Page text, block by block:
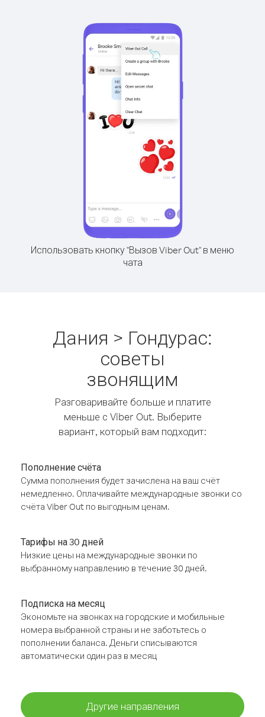
Использовать кнопку "Вызов Viber Out" в меню
чата
Дания > Гондурас:
советы
звонящим
Разговаривайте больше и платите
меньше с Viber Out. Выберите
вариант, который вам подходит:
Пополнение счёта
Сумма пополнения будет зачислена на ваш счёт
немедленно. Оплачивайте международные звонки со
счёта Viber Out по выгодным ценам.
Тарифы на 30 дней
Низкие цены на международные звонки по
выбранному направлению в течение 30 дней.
Подписка на месяц
Экономьте на звонках на городские и мобильные
номера выбранной страны и не заботьтесь о
пополнении баланса. Деньги списываются
автоматически один раз в месяц
Другие направления